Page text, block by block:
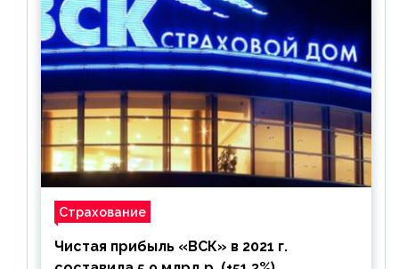
Страхование
Чистая прибыль «ВСК» в 2021 г.